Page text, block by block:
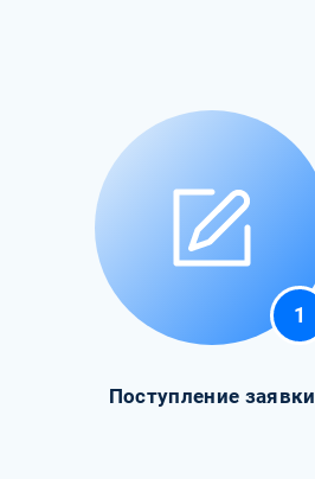
1
Поступление заявки